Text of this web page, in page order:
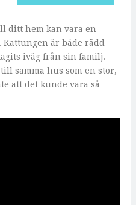
ditt hem kan vara en
är både rädd
iväg från sin familj.
samma hus som en stor,
att det kunde vara så